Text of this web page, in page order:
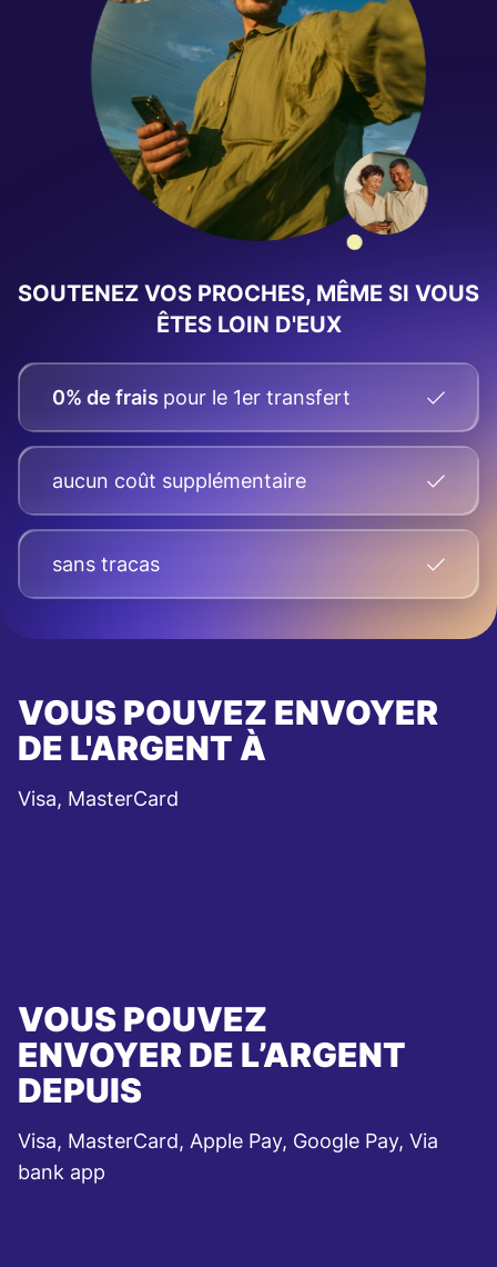
SOUTENEZ VOS PROCHES, MÊME SI VOUS
ÊTES LOIN D'EUX
0% de frais pour le 1er transfert
aucun coût supplémentaire
sans tracas
VOUS POUVEZ ENVOYER
DE L'ARGENT À
Visa, MasterCard
VOUS POUVEZ
ENVOYER DE L’ARGENT
DEPUIS
Visa, MasterCard, Apple Pay, Google Pay, Via
bank app